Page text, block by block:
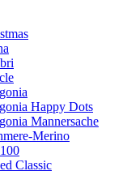
Happy Dots
Mannersache
Merino
Classic